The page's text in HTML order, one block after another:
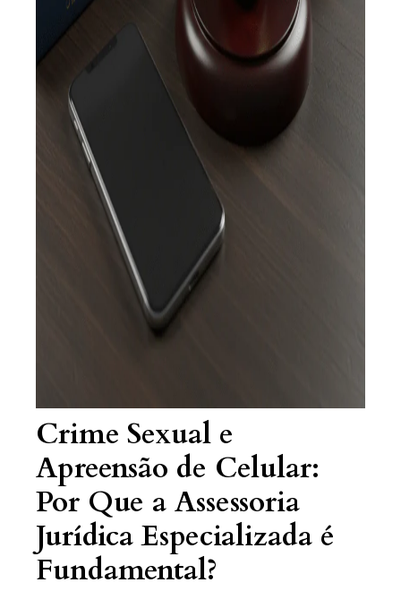
Crime Sexual e
Apreensão de Celular:
Por Que a Assessoria
Jurídica Especializada é
Fundamental?